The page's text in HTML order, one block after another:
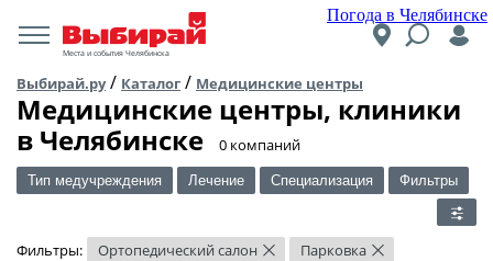
Погода в Челябинске
Места и события Челябинска
Выбирай.ру/ Каталог / Медицинские центры
Медицинские центры, клиники
в Челябинске
​0 компаний
Тип медучреждения Лечение Специализация Фильтры
Фильтры: Ортопедический салон × Парковка ×